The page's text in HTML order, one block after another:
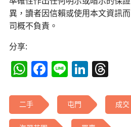
異，讀者因信賴或使用本文資訊
司概不負責。
分享:
WhatsApp
Facebook
Line
二手 屯門 成交